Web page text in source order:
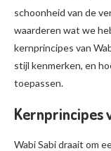
schoonheid van de
waarderen wat we
kernprincipes van
stijl kenmerken, en
toepassen.
Kernprincipes
Wabi Sabi draait om